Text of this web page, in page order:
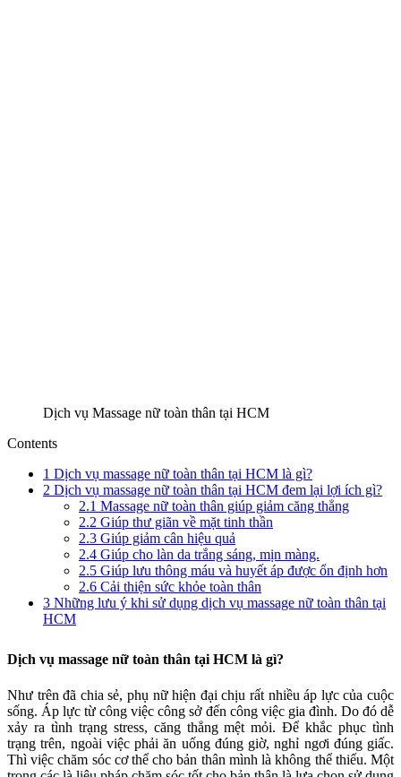
Dịch vụ Massage nữ toàn thân tại HCM
Contents
1 Dịch vụ massage nữ toàn thân tại HCM là gì?
2 Dịch vụ massage nữ toàn thân tại HCM đem lại lợi ích gì?
2.1 Massage nữ toàn thân giúp giảm căng thẳng
2.2 Giúp thư giãn về mặt tinh thần
2.3 Giúp giảm cân hiệu quả
2.4 Giúp cho làn da trắng sáng, mịn màng.
2.5 Giúp lưu thông máu và huyết áp được ổn định hơn
2.6 Cải thiện sức khỏe toàn thân
3 Những lưu ý khi sử dụng dịch vụ massage nữ toàn thân tại
HCM
Dịch vụ massage nữ toàn thân tại HCM là gì?
Như trên đã chia sẻ, phụ nữ hiện đại chịu rất nhiều áp lực của cuộc
sống. Áp lực từ công việc công sở đến công việc gia đình. Do đó dễ
xảy ra tình trạng stress, căng thẳng mệt mỏi. Để khắc phục tình
trạng trên, ngoài việc phải ăn uống đúng giờ, nghỉ ngơi đúng giấc.
Thì việc chăm sóc cơ thể cho bản thân mình là không thể thiếu. Một